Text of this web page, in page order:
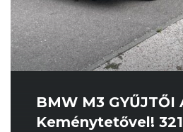
BMW M3 GYŰJTŐI
Keménytetővel!